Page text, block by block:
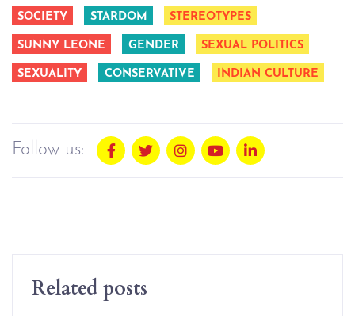
SOCIETY STARDOM STEREOTYPES
SUNNY LEONE GENDER SEXUAL POLITICS
SEXUALITY CONSERVATIVE INDIAN CULTURE
Follow us:
Related posts